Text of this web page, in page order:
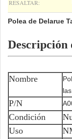
RESALTAR:
Polea de Delarue
Descripción
Nombre
P/N
Condición
Uso